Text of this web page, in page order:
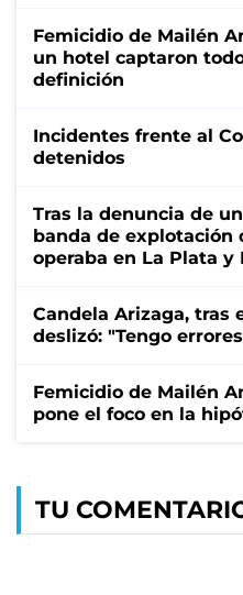
Femicidio de Mailén
un hotel captaron
definición
Incidentes frente al
detenidos
Tras la denuncia de
banda de explotación
operaba en La Plata y
Candela Arizaga, tras
deslizó: "Tengo
Femicidio de Mailén
pone el foco en la
TU